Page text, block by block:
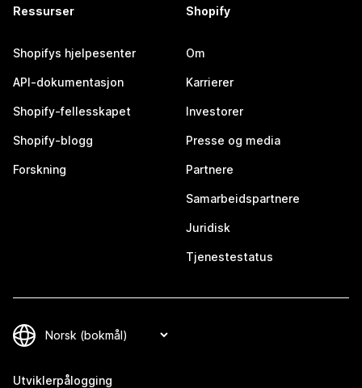
Ressurser
Shopifys hjelpesenter
API-dokumentasjon
Shopify-fellesskapet
Shopify-blogg
Forskning
Shopify
Om
Karrierer
Investorer
Presse og media
Partnere
Samarbeidspartnere
Juridisk
Tjenestestatus
Utviklerpålogging